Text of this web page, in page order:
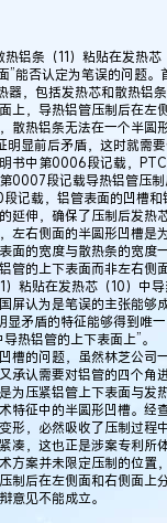
铝条（11）粘贴在发热芯
”能否认定为笔误的问题
器，包括发热芯和散热铝
上，导热铝管压制后在左
散热铝条无法在一个半圆
明显前后矛盾，这时就需
书中第0006段记载，
0007段记载导热铝管压
记载，铝管表面的凹槽和
延伸，确保了压制后发热
左右侧面的半圆形凹槽是
面的宽度与散热条的宽度
管的上下表面而非左右侧
粘贴在发热芯（10）中
屏认为是笔误的主张能够
显矛盾的特征能够得到唯
热铝管的上下表面上”。
槽的问题，虽然林芝公司
承认需要对铝管的四个角
为压紧铝管上下表面与发
特征中的半圆形凹槽。经
形，必然吸收了压制过程
凑，这也正是涉案专利所
方案并未限定压制的位置
制后在左侧面和右侧面上
意见不能成立。